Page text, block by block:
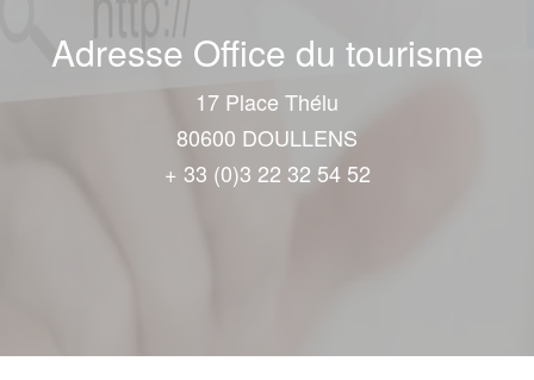
Adresse Office du tourisme
17 Place Thélu
80600 DOULLENS
+ 33 (0)3 22 32 54 52